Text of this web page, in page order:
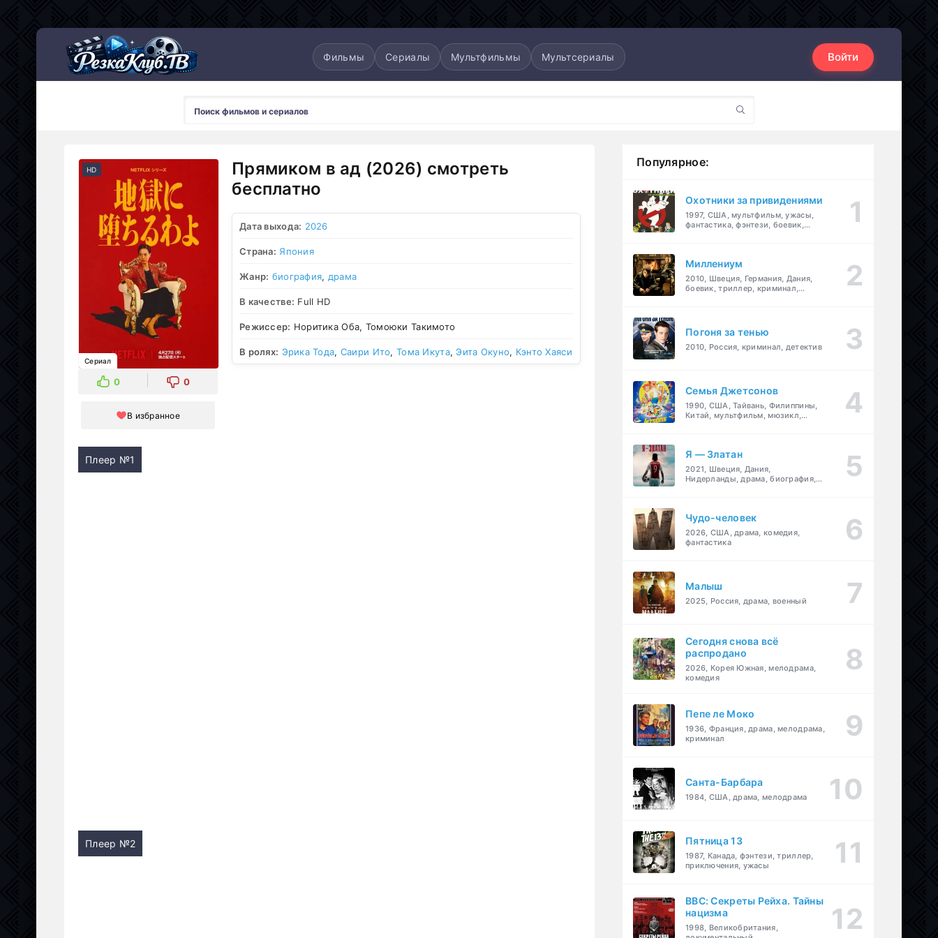
Фильмы Сериалы Мультфильмы Мультсериалы Войти
HD
Сериал
0 0
В избранное
Прямиком в ад (2026) смотреть
бесплатно
Дата выхода: 2026
Страна: Япония
Жанр: биография, драма
В качестве: Full HD
Режиссер: Норитика Оба, Томоюки Такимото
В ролях: Эрика Тода, Саири Ито, Тома Икута, Эита Окуно, Кэнто Хаяси
Плеер №1
Плеер №2
Популярное:
Охотники за привидениями
1997, США, мультфильм, ужасы,
фантастика, фэнтези, боевик,
Миллениум
2010, Швеция, Германия, Дания,
боевик, триллер, криминал,
Погоня за тенью
2010, Россия, криминал, детектив
Семья Джетсонов
1990, США, Тайвань, Филиппины,
Китай, мультфильм, мюзикл,
Я — Златан
2021, Швеция, Дания,
Нидерланды, драма, биография,
Чудо-человек
2026, США, драма, комедия,
фантастика
Малыш
2025, Россия, драма, военный
Сегодня снова всё
распродано
2026, Корея Южная, мелодрама,
комедия
Пепе ле Моко
1936, Франция, драма, мелодрама,
криминал
Санта-Барбара
1984, США, драма, мелодрама
Пятница 13
1987, Канада, фэнтези, триллер,
приключения, ужасы
BBC: Секреты Рейха. Тайны
нацизма
1998, Великобритания,
Мультсериалы